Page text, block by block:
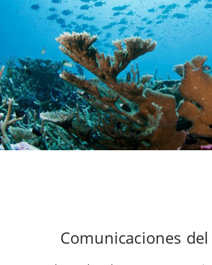
Comunicaciones del